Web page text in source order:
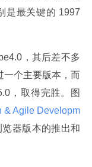
是最关键的 1997
，其后差不多
一个主要版本，而
，取得完胜。图
& Agile Developm
器版本的推出和